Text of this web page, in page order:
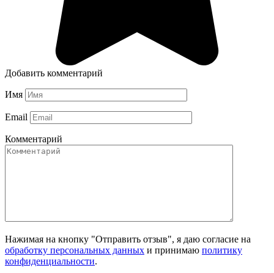
Добавить комментарий
Имя
Email
Комментарий
Нажимая на кнопку "Отправить отзыв", я даю согласие на
обработку персональных данных и принимаю политику
конфиденциальности.